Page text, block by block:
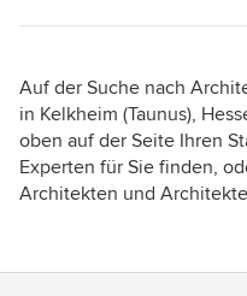
Auf der Suche nach
in Kelkheim (Taunus),
oben auf der Seite Ihren
Experten für Sie finden,
Architekten und